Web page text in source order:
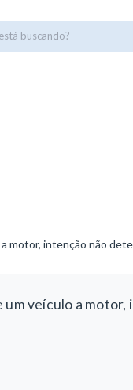
buscando?
motor, intenção não
um veículo a